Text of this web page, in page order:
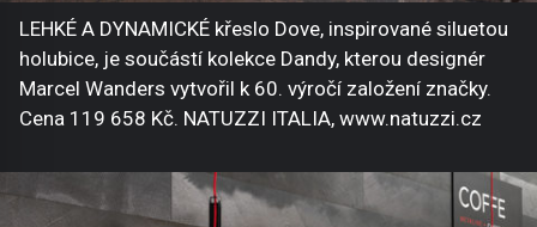
LEHKÉ A DYNAMICKÉ křeslo Dove, inspirované siluetou
holubice, je součástí kolekce Dandy, kterou designér
Marcel Wanders vytvořil k 60. výročí založení značky.
Cena 119 658 Kč. NATUZZI ITALIA, www.natuzzi.cz